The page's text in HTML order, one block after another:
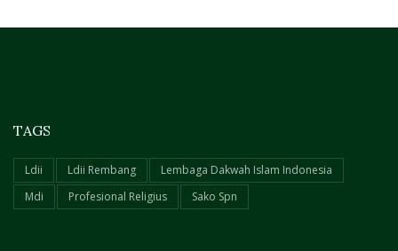
TAGS
Ldii Ldii Rembang
Lembaga Dakwah Islam Indonesia
Mdi
Profesional Religius Sako Spn